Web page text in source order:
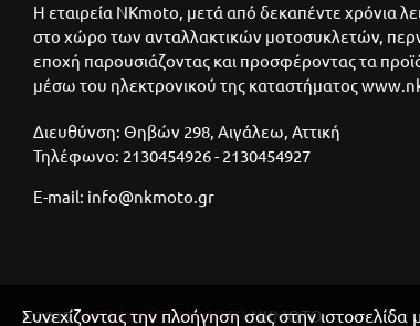
Η εταιρεία NKmoto, μετά από δεκαπέντε χρόνια
στο χώρο των ανταλλακτικών μοτοσυκλετών,
εποχή παρουσιάζοντας και προσφέροντας τα
μέσω του ηλεκτρονικού της καταστήματος
Διευθύνση: Θηβών 298, Αιγάλεω, Αττική
Τηλέφωνο: 2130454926 - 2130454927
E-mail: info@nkmoto.gr
©2025ΑΝΤΑΛΛΑΚΤΙΚΑ ΜΟΤΟΝΚΜΟΤΟ
Συνεχίζοντας την πλοήγηση σας στην